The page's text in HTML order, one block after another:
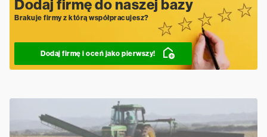
Dodaj firmę do naszej bazy
Brakuje firmy z którą współpracujesz?
Dodaj firmę i oceń jako pierwszy!